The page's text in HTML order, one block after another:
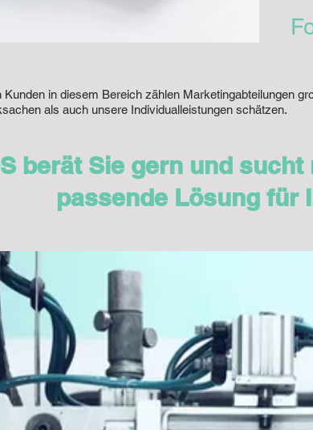
Kunden in diesem Bereich zählen Marketingabteilungen
als auch unsere Individualleistungen schätzen.
berät Sie gern und
passende Lösung für